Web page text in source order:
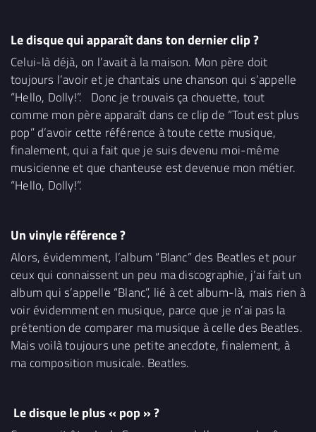
Le disque qui apparaît dans ton dernier clip ?
Celui-là déjà, on l’avait à la maison. Mon père doit
toujours l’avoir et je chantais une chanson qui s’appelle
“Hello, Dolly!”. Donc je trouvais ça chouette, tout
comme mon père apparaît dans ce clip de “Tout est plus
pop” d’avoir cette référence à toute cette musique,
finalement, qui a fait que je suis devenu moi-même
musicienne et que chanteuse est devenue mon métier.
“Hello, Dolly!”.
Un vinyle référence ?
Alors, évidemment, l’album “Blanc” des Beatles et pour
ceux qui connaissent un peu ma discographie, j’ai fait un
album qui s’appelle “Blanc”, lié à cet album-là, mais rien à
voir évidemment en musique, parce que je n’ai pas la
prétention de comparer ma musique à celle des Beatles.
Mais voilà toujours une petite anecdote, finalement, à
ma composition musicale. Beatles.
Le disque le plus « pop » ?